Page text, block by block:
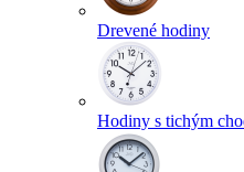
Drevené hodiny
Hodiny s tichým